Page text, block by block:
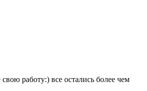
работу:) все остались более чем